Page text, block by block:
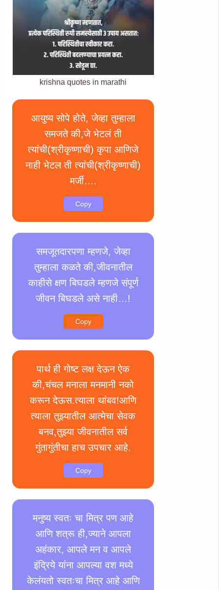
krishna quotes in marathi
आयुष्य सोपे होते, जेव्हा तुम्हाला
समजते की,जे भेटलं ती
त्यांची(श्रीकृष्णाची) कृपा आणिजे
नाही भेटल ती त्यांची(श्रीकृष्णाची)
मर्जी….
Copy
समजूतदारपणा म्हणजे, जेव्हा
तुम्हाला कळते की,जीवनातील
काहीसे क्षण बिघडले म्हणजे संपूर्ण
जीवन बिघडले असे नाही…!
Copy
पार्थ ही गोष्ट लक्ष देऊन ऐक
की,चंचल मनाला मनमानी नको
करून देऊस.त्याला थांबव!आणि
त्याला तुझ्यातील आत्मेचा सेवक
बनव,तुझ्या जीवनातील सर्व
गुंतागुंतीचा हाच उपचार आहे.
Copy
मनुष्य स्वतः चा मित्र पण आहे
आणि शत्रू ही,ज्याने आपला
अहंकार, आपले मन व आपले
इंद्रिये यांना आपल्या वश मध्ये
केलंयतो स्वतःचा मित्र आहे आणि